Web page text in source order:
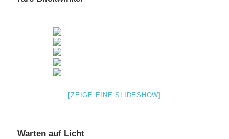
[ZEIGE EINE SLIDESHOW]
Warten auf Licht